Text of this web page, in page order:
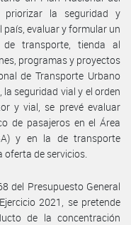
priorizar la seguridad y
evaluar y formular un
de transporte, tienda al
programas y proyectos
de Transporte Urbano
seguridad vial y el orden
y vial, se prevé evaluar
de pasajeros en el Área
y en la de transporte
de servicios.
del Presupuesto General
2021, se pretende
de la concentración